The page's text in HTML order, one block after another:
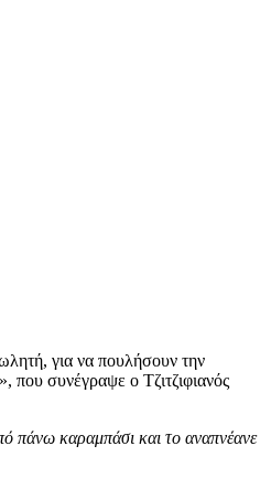
για να πουλήσουν την
που συνέγραψε ο Τζιτζιφιανός
πάνω καραμπάσι και το αναπνέανε